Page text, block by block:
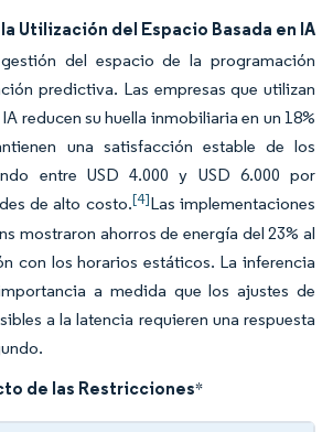
Utilización del Espacio Basada en IA
del espacio de la programación
predictiva. Las empresas que utilizan
reducen su huella inmobiliaria en un 18%
una satisfacción estable de los
entre USD 4.000 y USD 6.000 por
de alto costo.[4]Las implementaciones
mostraron ahorros de energía del 23% al
con los horarios estáticos. La inferencia
a medida que los ajustes de
a la latencia requieren una respuesta
de las Restricciones*